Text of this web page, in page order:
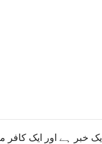
خبر ہے اور ایک کافر